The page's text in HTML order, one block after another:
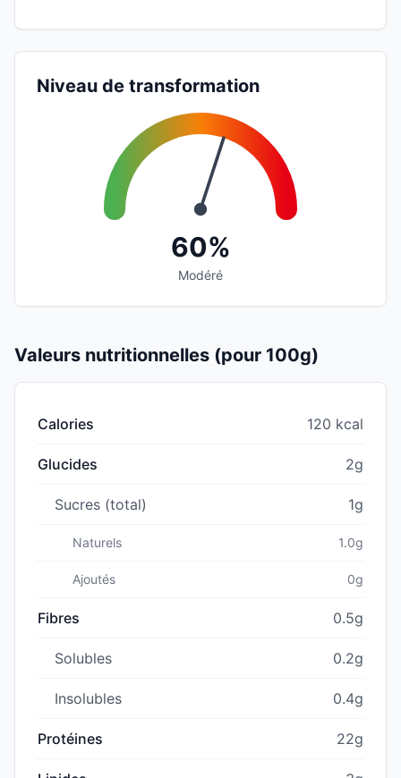
Niveau de transformation
60%
Modéré
Valeurs nutritionnelles (pour 100g)
Calories 120 kcal
Glucides 2g
Sucres (total) 1g
Naturels 1.0g
Ajoutés 0g
Fibres 0.5g
Solubles 0.2g
Insolubles 0.4g
Protéines 22g